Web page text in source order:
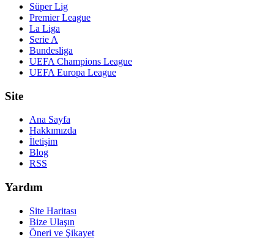
Süper Lig
Premier League
La Liga
Serie A
Bundesliga
UEFA Champions League
UEFA Europa League
Site
Ana Sayfa
Hakkımızda
İletişim
Blog
RSS
Yardım
Site Haritası
Bize Ulaşın
Öneri ve Şikayet